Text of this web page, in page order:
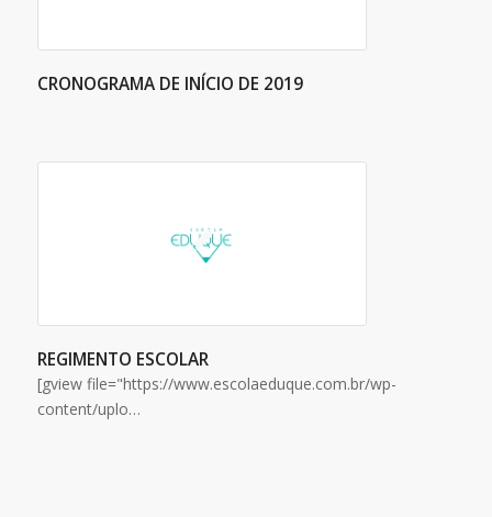
CRONOGRAMA DE INÍCIO DE 2019
REGIMENTO ESCOLAR
[gview file="https://www.escolaeduque.com.br/wp-
content/uplo…